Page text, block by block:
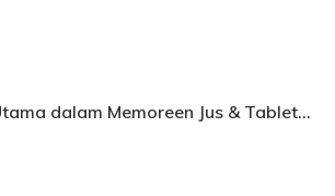
dalam Memoreen Jus & Tablet…